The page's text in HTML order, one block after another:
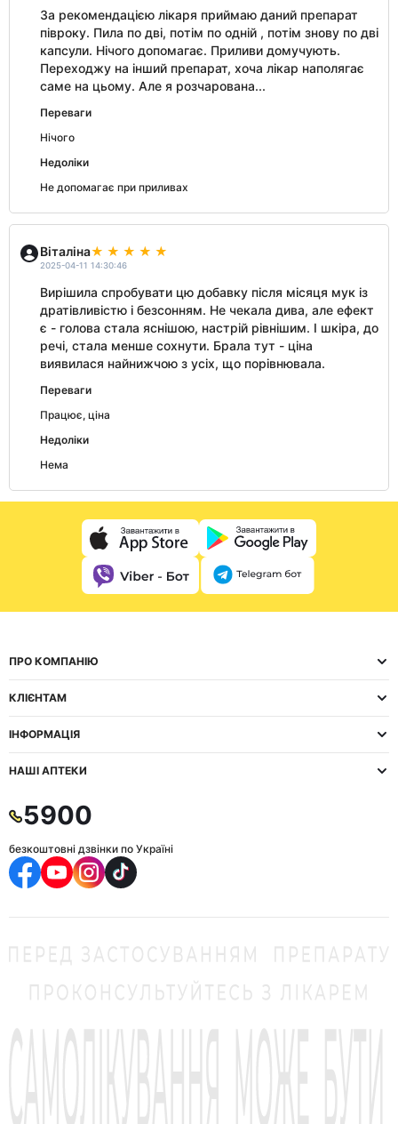
За рекомендацією лікаря приймаю даний препарат
півроку. Пила по дві, потім по одній , потім знову по дві
капсули. Нічого допомагає. Приливи домучують.
Переходжу на інший препарат, хоча лікар наполягає
саме на цьому. Але я розчарована...
Переваги
Нічого
Недоліки
Не допомагає при приливах
Віталіна
2025-04-11 14:30:46
Вирішила спробувати цю добавку після місяця мук із
дратівливістю і безсонням. Не чекала дива, але ефект
є - голова стала яснішою, настрій рівнішим. І шкіра, до
речі, стала менше сохнути. Брала тут - ціна
виявилася найнижчою з усіх, що порівнювала.
Переваги
Працює, ціна
Недоліки
Нема
ПРО КОМПАНІЮ
КЛІЄНТАМ
ІНФОРМАЦІЯ
НАШІ АПТЕКИ
5900
безкоштовні дзвінки по Україні